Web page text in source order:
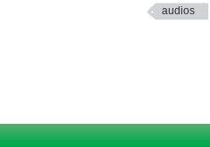
audios